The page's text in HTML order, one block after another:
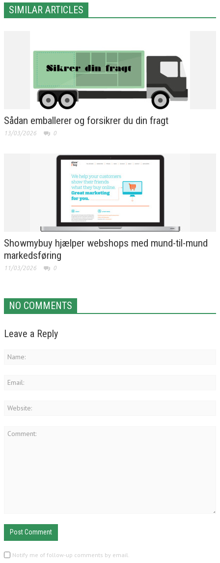
SIMILAR ARTICLES
Sådan emballerer og forsikrer du din fragt
13/03/2026 0
Showmybuy hjælper webshops med mund-til-mund
markedsføring
11/03/2026 0
NO COMMENTS
Leave a Reply
Notify me of follow-up comments by email.